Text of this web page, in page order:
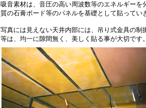
吸音素材は、音圧の高い周波数等のエネルギー
質の石膏ボード等のパネルを基礎として貼ってい
写真には見えない天井内部には、吊り式金具の制
等は、均一に隙間無く、美しく貼る事が大切で